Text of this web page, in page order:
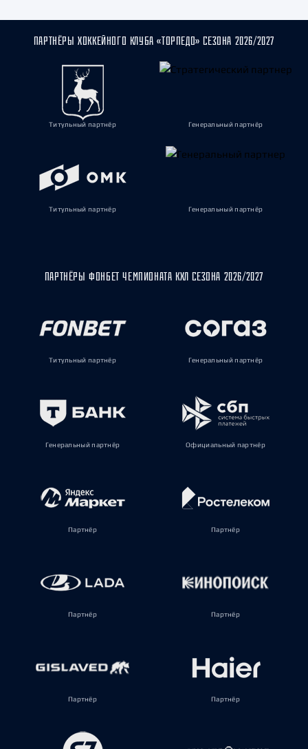
ПАРТНЁРЫ ХОККЕЙНОГО КЛУБА «ТОРПЕДО» СЕЗОНА 2026/2027
Титульный партнёр Генеральный партнёр
Титульный партнёр Генеральный партнёр
ПАРТНЁРЫ ФОНБЕТ ЧЕМПИОНАТА КХЛ СЕЗОНА 2026/2027
Титульный партнёр Генеральный партнёр
Генеральный партнёр Официальный партнёр
Партнёр Партнёр
Партнёр Партнёр
Партнёр Партнёр